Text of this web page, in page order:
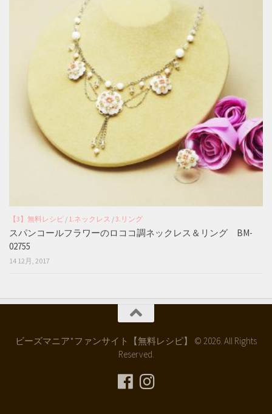
【3】無料レシピ / 1.ネックレス /3.リング
スパンコールフラワーのロココ調ネックレス＆リング BM-
02755
14 12月, 2017
ビーズマニア*ファンサイト【無料レシピ】 © 2026. All Rights
Reserved.